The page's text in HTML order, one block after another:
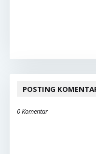
POSTING
0 Komentar